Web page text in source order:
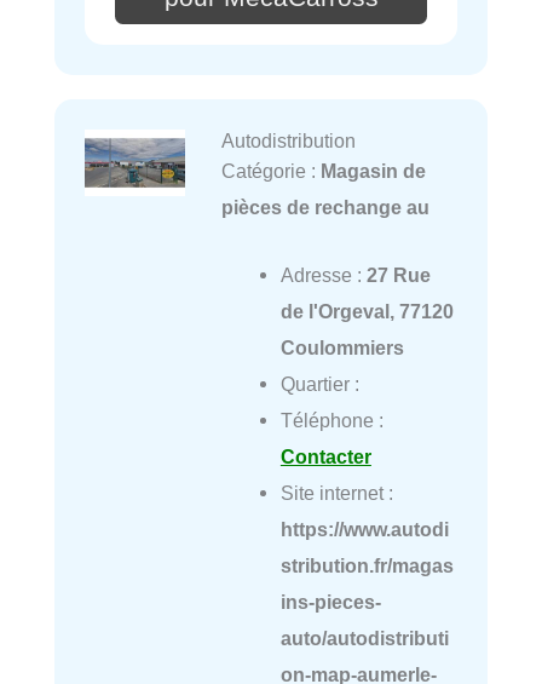
Autodistribution
Catégorie : Magasin de
pièces de rechange au
Adresse : 27 Rue
de l'Orgeval, 77120
Coulommiers
Quartier :
Téléphone :
Contacter
Site internet :
https://www.autodi
stribution.fr/magas
ins-pieces-
auto/autodistributi
on-map-aumerle-